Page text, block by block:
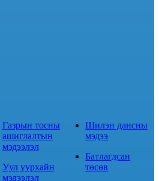
Газрын тосны
ашиглалтын
мэдээлэл
Уул уурхайн
мэдээлэл
Шилэн дансны
мэдээ
Батлагдсан
төсөв